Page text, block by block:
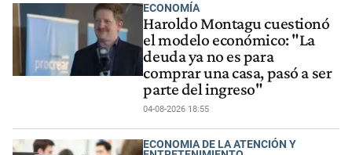
ECONOMÍA
Haroldo Montagu cuestionó
el modelo económico: "La
deuda ya no es para
comprar una casa, pasó a ser
parte del ingreso"
04-08-2026 18:55
ECONOMIA DE LA ATENCIÓN Y